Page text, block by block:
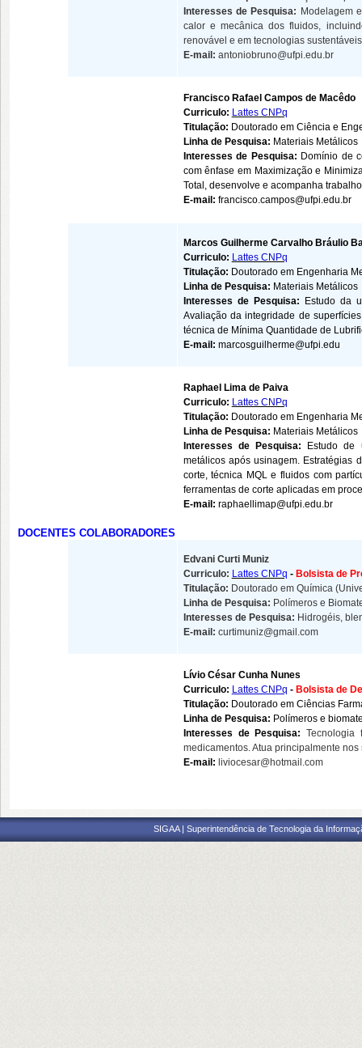
Interesses de Pesquisa: Modelagem
calor e mecânica dos fluidos,
renovável e em tecnologias sustentáveis
E-mail: antoniobruno@ufpi.edu.br
Francisco Rafael Campos de Macêdo
Curriculo: Lattes CNPq
Titulação: Doutorado em Ciência e
Linha de Pesquisa: Materiais Metálicos
Interesses de Pesquisa: Domínio de
com ênfase em Maximização e
Total, desenvolve e acompanha
E-mail: francisco.campos@ufpi.edu.br
Marcos Guilherme Carvalho Bráulio
Curriculo: Lattes CNPq
Titulação: Doutorado em Engenharia
Linha de Pesquisa: Materiais Metálicos
Interesses de Pesquisa:
Estudo da
Avaliação da integridade de
técnica de Mínima Quantidade de
E-mail: marcosguilherme@ufpi.edu
Raphael Lima de Paiva
Curriculo: Lattes CNPq
Titulação: Doutorado em Engenharia
Linha de Pesquisa: Materiais Metálicos
Interesses de Pesquisa:
Estudo de
metálicos após usinagem. Estratégias
corte, técnica MQL e fluidos com
ferramentas de corte aplicadas em
E-mail: raphaellimap@ufpi.edu.br
DOCENTES COLABORADORES
Edvani Curti Muniz
Curriculo: Lattes CNPq - Bolsista de
Titulação: Doutorado em Química (
Linha de Pesquisa: Polímeros e
Interesses de Pesquisa: Hidrogéis,
E-mail: curtimuniz@gmail.com
Lívio César Cunha Nunes
Curriculo: Lattes CNPq - Bolsista de
Titulação: Doutorado em Ciências
Linha de Pesquisa: Polímeros e
Interesses de Pesquisa:Tecnologia
medicamentos. Atua principalmente
E-mail: liviocesar@hotmail.com
SIGAA | Superintendência de Tecnologia da